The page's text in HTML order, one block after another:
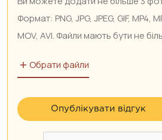
Обрати файли